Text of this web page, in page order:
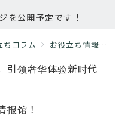
を公開予定です！
ちコラム お役立ち情報
领奢华体验新时代
报馆！